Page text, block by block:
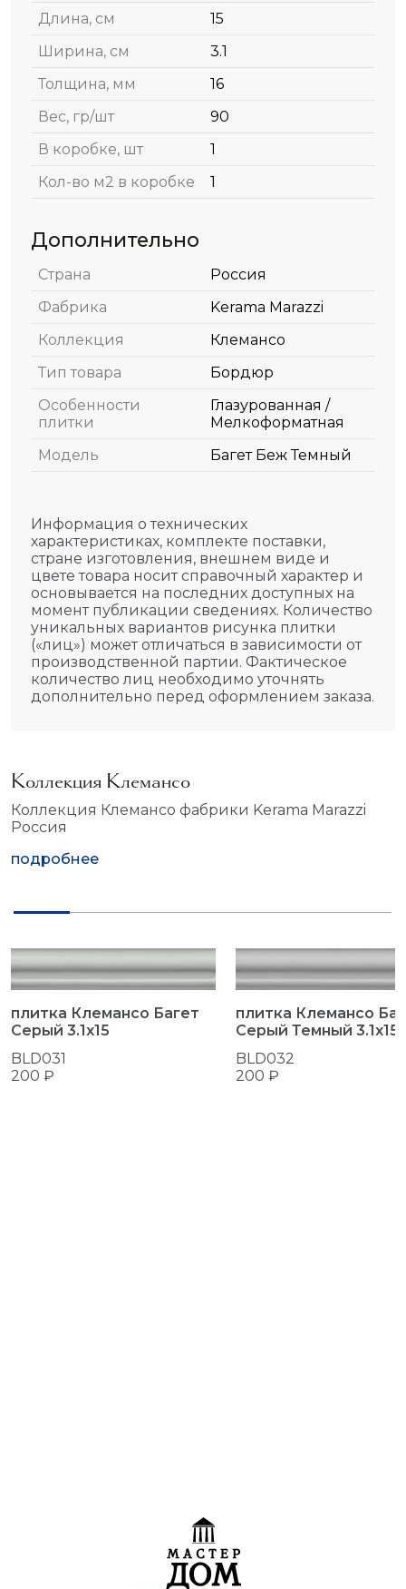
Длина, см
15
Ширина, см
3.1
Толщина, мм
16
Вес, гр/шт
90
В коробке, шт
1
Кол-во м2 в коробке
1
Дополнительно
Страна
Россия
Фабрика
Kerama Marazzi
Коллекция
Клемансо
Тип товара
Бордюр
Особенности
плитки
Глазурованная /
Мелкоформатная
Модель
Багет Беж Темный
Информация о технических
характеристиках, комплекте поставки,
стране изготовления, внешнем виде и
цвете товара носит справочный характер и
основывается на последних доступных на
момент публикации сведениях. Количество
уникальных вариантов рисунка плитки
(«лиц») может отличаться в зависимости от
производственной партии. Фактическое
количество лиц необходимо уточнять
дополнительно перед оформлением заказа.
Коллекция Клемансо
Коллекция Клемансо фабрики Kerama Marazzi
Россия
подробнее
плитка Клемансо Багет
Серый 3.1x15
BLD031
200 ₽
плитка Клемансо
Серый Темный 3.1x15
BLD032
200 ₽